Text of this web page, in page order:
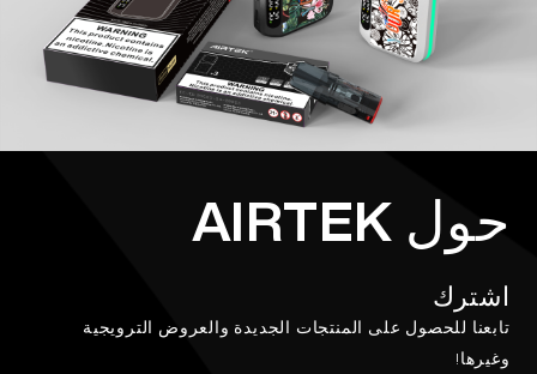
حول AIRTEK
اشترك
تابعنا للحصول على المنتجات الجديدة والعروض الترويجية
وغيرها!